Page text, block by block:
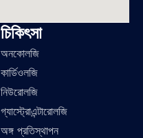
চিকিৎসা
অনকোলজি
কার্ডিওলজি
নিউরোলজি
গ্যাস্ট্রোএন্টারোলজি
অঙ্গ প্রতিস্থাপন